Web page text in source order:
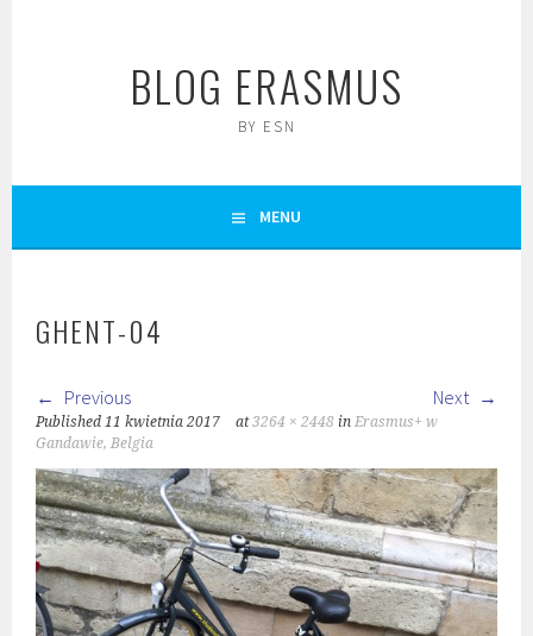
BLOG ERASMUS
BY ESN
MENU
GHENT-04
Previous Next
Published11 kwietnia 2017 at3264 × 2448 inErasmus+ w
Gandawie, Belgia